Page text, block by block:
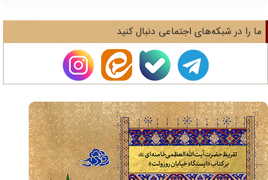
را در شبکه‌های اجتماعی دنبال کنید